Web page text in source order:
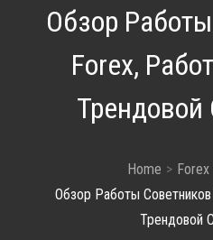
Обзор
Forex,
Трендовой
Home
Обзор Работы
Трендовой